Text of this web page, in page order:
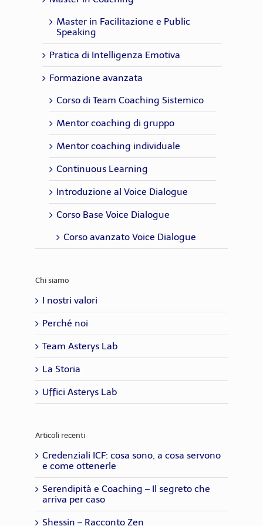
Master in Facilitazione e Public
Speaking
Pratica di Intelligenza Emotiva
Formazione avanzata
Corso di Team Coaching Sistemico
Mentor coaching di gruppo
Mentor coaching individuale
Continuous Learning
Introduzione al Voice Dialogue
Corso Base Voice Dialogue
Corso avanzato Voice Dialogue
Chi siamo
I nostri valori
Perché noi
Team Asterys Lab
La Storia
Uffici Asterys Lab
Articoli recenti
Credenziali ICF: cosa sono, a cosa servono
e come ottenerle
Serendipità e Coaching – Il segreto che
arriva per caso
Shessin – Racconto Zen